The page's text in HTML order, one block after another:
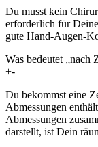
Du musst kein
erforderlich für
gute Hand-Augen-
Was bedeutet „nach
+-
Du bekommst eine
Abmessungen
Abmessungen
darstellt, ist Dein